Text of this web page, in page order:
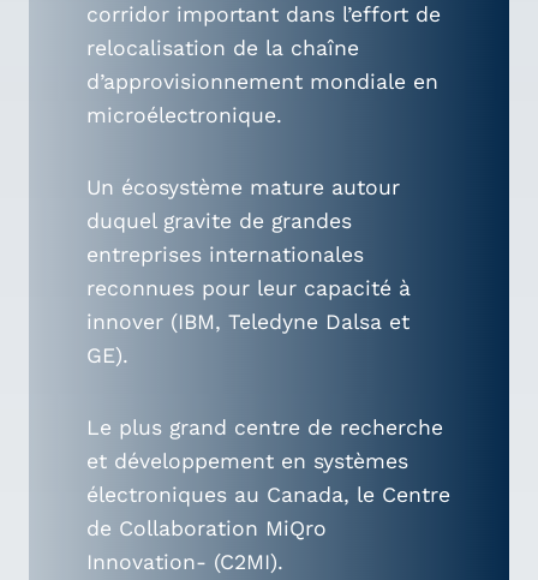
corridor important dans l’effort de
relocalisation de la chaîne
d’approvisionnement mondiale en
microélectronique.
Un écosystème mature autour
duquel gravite de grandes
entreprises internationales
reconnues pour leur capacité à
innover (IBM, Teledyne Dalsa et
GE).
Le plus grand centre de recherche
et développement en systèmes
électroniques au Canada, le Centre
de Collaboration MiQro
Innovation- (C2MI).